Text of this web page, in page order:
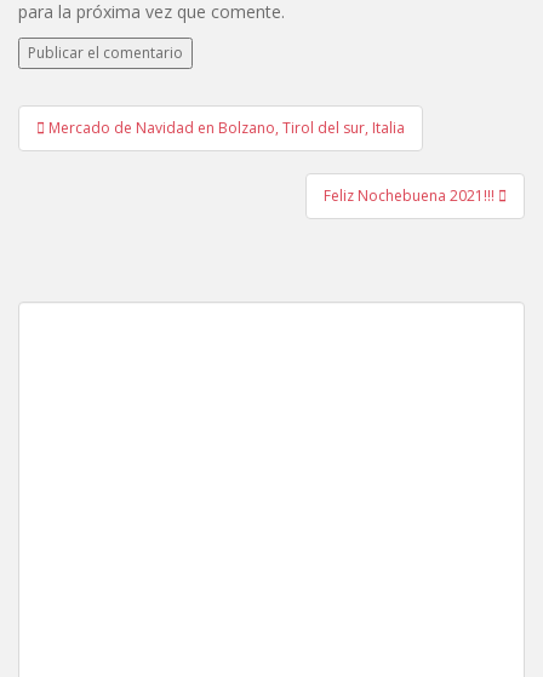
para la próxima vez que comente.
Navegación
de
Mercado de Navidad en Bolzano, Tirol del sur, Italia
Feliz Nochebuena 2021!!!